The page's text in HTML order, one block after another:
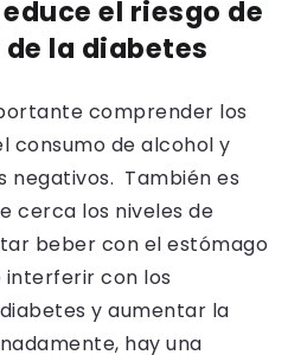
educe el riesgo de
la diabetes
comprender los
consumo de alcohol y
negativos. También es
cerca los niveles de
beber con el estómago
con los
y aumentar la
hay una